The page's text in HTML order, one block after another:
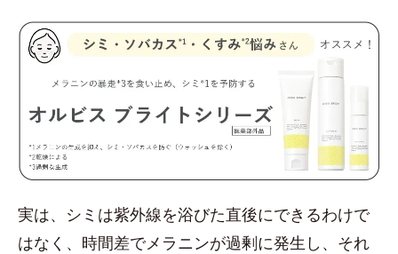
実は、シミは紫外線を浴びた直後にできるわけで
はなく、時間差でメラニンが過剰に発生し、それ